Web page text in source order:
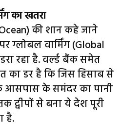
का खतरा
की शान कहे जाने
वार्मिंग (Global
रहा है. वर्ल्ड बैंक समेत
डर है कि जिस हिसाब से
आसपास के समंदर का पानी
द्वीपों से बना ये देश पूरी
है.